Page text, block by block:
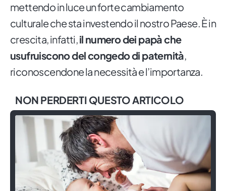
mettendo in luce un forte cambiamento
culturale che sta investendo il nostro Paese. È in
crescita, infatti,il numero dei papà che
usufruiscono del congedo di paternità,
riconoscendone la necessità e l’importanza.
NON PERDERTI QUESTO ARTICOLO